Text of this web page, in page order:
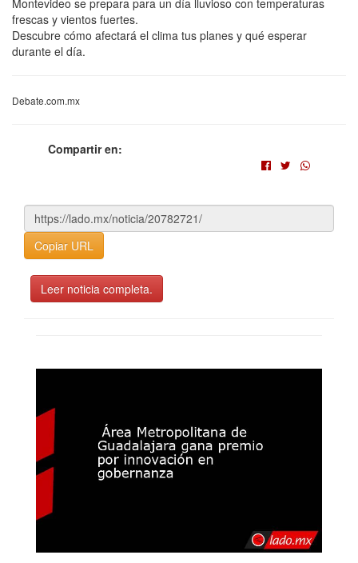
frescas y vientos fuertes.
Descubre cómo afectará el clima tus planes y qué esperar
durante el día.
Debate.com.mx
Compartir en:
Copiar URL
Leer noticia completa.